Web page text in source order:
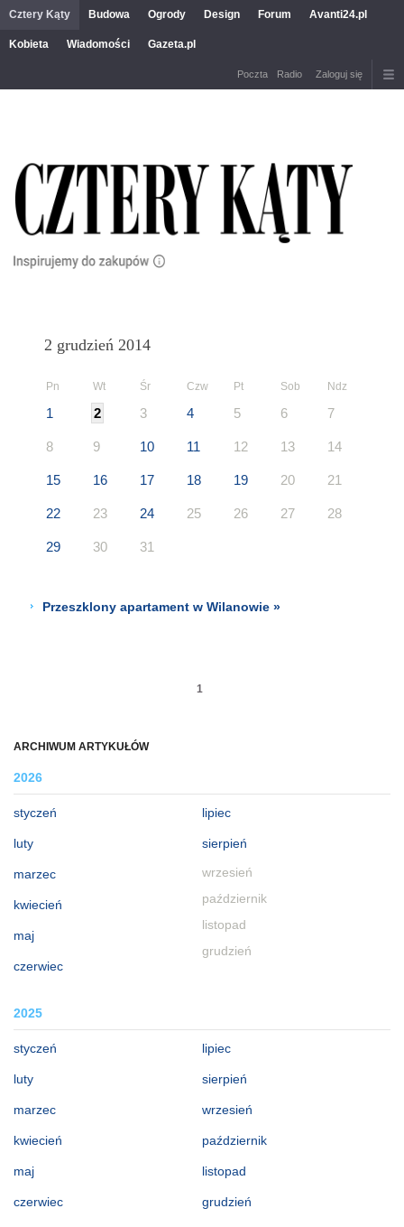
Cztery Kąty Budowa Ogrody Design Forum Avanti24.pl
Kobieta Wiadomości Gazeta.pl
Poczta Radio Zaloguj się
ARCHIWUM ARTYKUŁÓW
2026
styczeń
luty
marzec
kwiecień
maj
czerwiec
lipiec
sierpień
wrzesień
październik
listopad
grudzień
2025
styczeń
luty
marzec
kwiecień
maj
czerwiec
lipiec
sierpień
wrzesień
październik
listopad
grudzień
2 grudzień 2014
Pn Wt Śr Czw Pt Sob Ndz
1 2 3 4 5 6 7
8 9 10 11 12 13 14
15 16 17 18 19 20 21
22 23 24 25 26 27 28
29 30 31
Przeszklony apartament w Wilanowie »
1